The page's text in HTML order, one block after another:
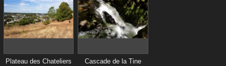
Plateau des Chateliers
Cascade de la Tine